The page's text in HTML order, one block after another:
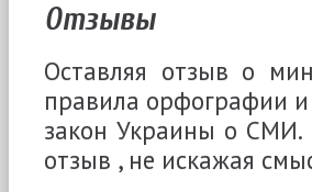
Отзывы
Оставляя отзыв о
правила орфографии
закон Украины о СМИ.
отзыв , не искажая